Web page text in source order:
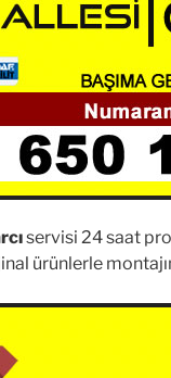
servisi 24 saat
ürünlerle